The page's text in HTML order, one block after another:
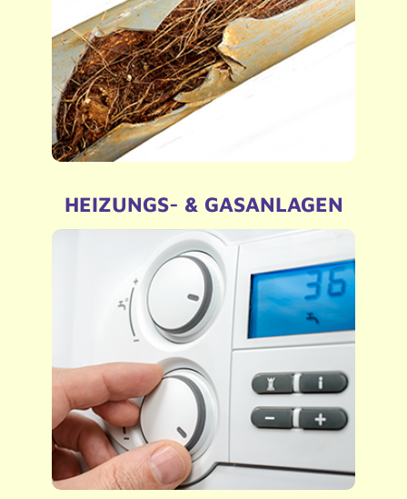
– sowie Regenwasserleitungen
HEIZUNGS- & GASANLAGEN
Installation und Wartung
– Heizungs- und Gascheck
– Thermen-Wartung
– Reparatur
– Gasleitungsinnenabdichtung
– Hydraulischer Abgleich der Heizungsanlage
– Brandschutz im SHK-Bereich